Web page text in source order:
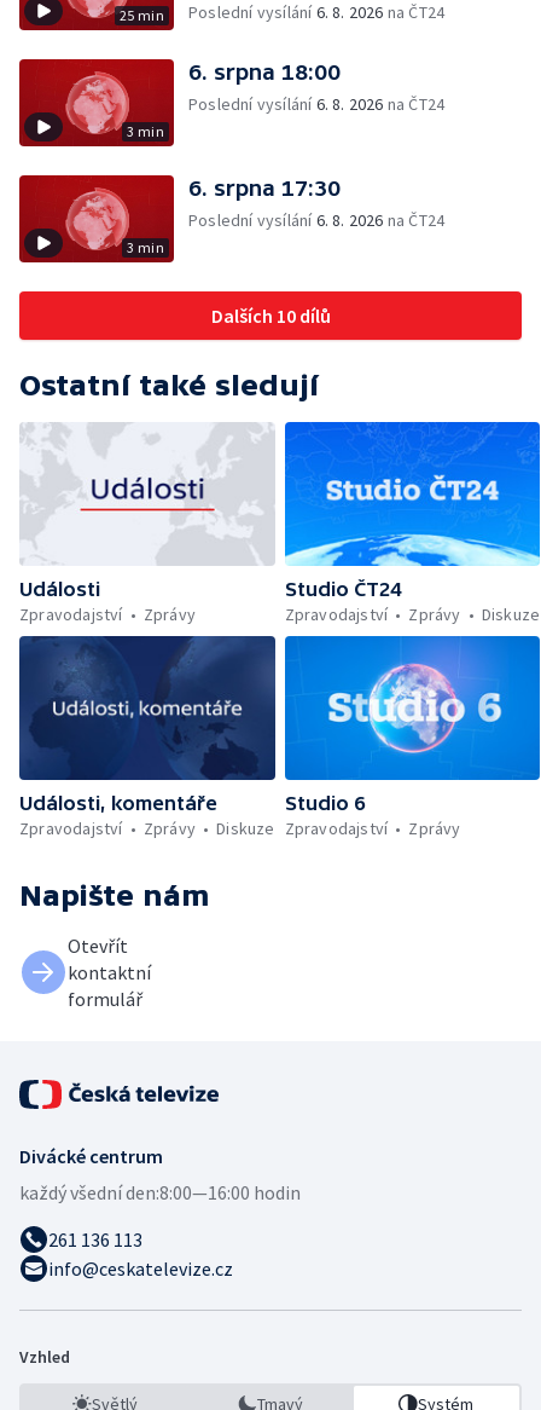
25 min
Poslední vysílání6. 8. 2026 na ČT24
3 min
6. srpna 18:00
Poslední vysílání6. 8. 2026 na ČT24
3 min
6. srpna 17:30
Poslední vysílání6. 8. 2026 na ČT24
Dalších 10 dílů
Ostatní také sledují
Události
Zpravodajství
Zprávy
Studio ČT24
Zpravodajství
Zprávy Diskuze
Události, komentáře
Zpravodajství
Zprávy Diskuze
Studio 6
Zpravodajství
Zprávy
Napište nám
Otevřít
kontaktní
formulář
Divácké centrum
každý všední den:8:00—16:00 hodin
261 136 113
info@ceskatelevize.cz
Vzhled
Světlý Tmavý Systém